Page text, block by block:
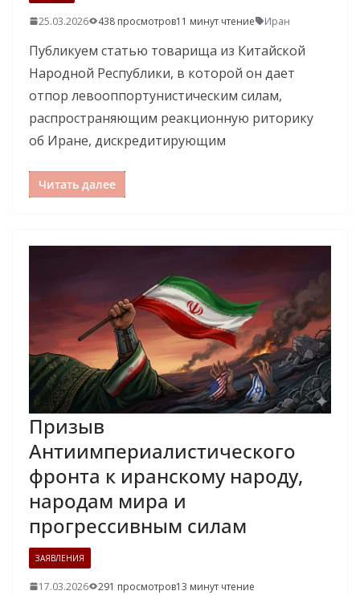
25.03.2026 438 просмотров11 минут чтение Иран
Публикуем статью товарища из Китайской
Народной Республики, в которой он дает
отпор левооппортунистическим силам,
распространяющим реакционную риторику
об Иране, дискредитирующим
Читать далее
Призыв
Антиимпериалистического
фронта к иранскому народу,
народам мира и
прогрессивным силам
ЗАЯВЛЕНИЯ
17.03.2026 291 просмотров13 минут чтение